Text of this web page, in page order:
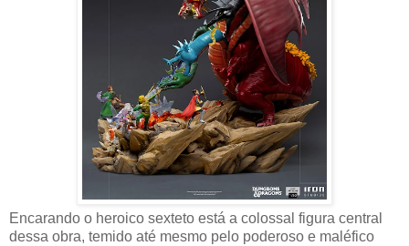
Encarando o heroico sexteto está a colossal figura central
dessa obra, temido até mesmo pelo poderoso e maléfico